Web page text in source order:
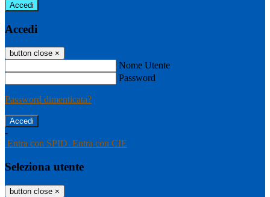
Accedi
Accedi
button close ×
Nome Utente
Password
Password dimenticata?
-
Entra con SPID Entra con CIE
Seleziona utente
button close ×